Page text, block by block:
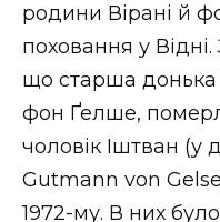
родини Вірані й
поховання у
що старша донька
фон Ґелше,
чоловік Іштван (у
Gutmann von
1972-му. В них